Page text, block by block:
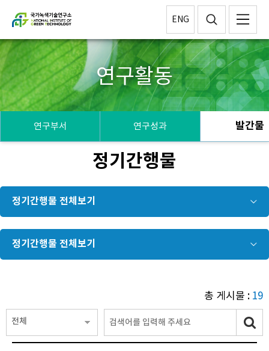
ENG
연구활동
연구부서 연구성과 발간물
정기간행물
정기간행물 전체보기
정기간행물 전체보기
총 게시물 : 19
전체